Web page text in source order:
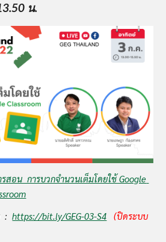
น.
สอน  การบวกจำนวนเต็มโดยใช้ Google
: https://bit.ly/GEG-03-S4
(ปิดระบบ